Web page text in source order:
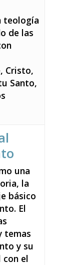
teología
de las
Cristo,
Santo,
una
la
básico
El
temas
y su
el